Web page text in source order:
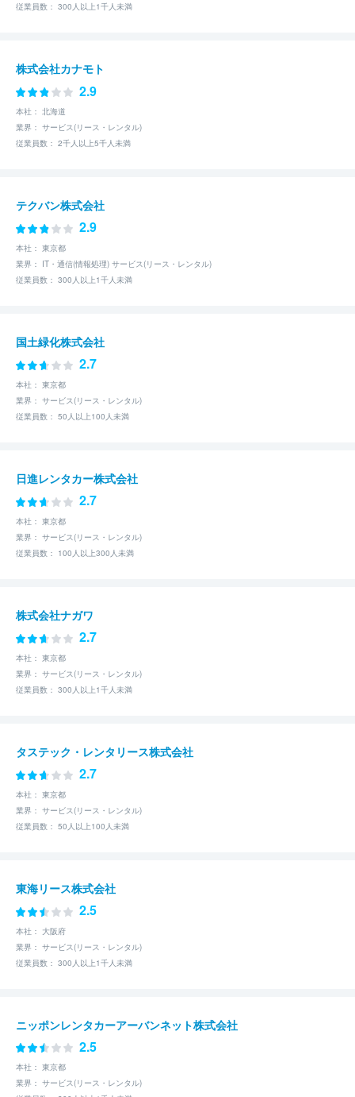
従業員数： 300人以上1千人未満
株式会社カナモト
2.9
本社： 北海道
業界： サービス(リース・レンタル)
従業員数： 2千人以上5千人未満
テクバン株式会社
2.9
本社： 東京都
業界： IT・通信(情報処理) サービス(リース・レンタル)
従業員数： 300人以上1千人未満
国土緑化株式会社
2.7
本社： 東京都
業界： サービス(リース・レンタル)
従業員数： 50人以上100人未満
日進レンタカー株式会社
2.7
本社： 東京都
業界： サービス(リース・レンタル)
従業員数： 100人以上300人未満
株式会社ナガワ
2.7
本社： 東京都
業界： サービス(リース・レンタル)
従業員数： 300人以上1千人未満
タステック・レンタリース株式会社
2.7
本社： 東京都
業界： サービス(リース・レンタル)
従業員数： 50人以上100人未満
東海リース株式会社
2.5
本社： 大阪府
業界： サービス(リース・レンタル)
従業員数： 300人以上1千人未満
ニッポンレンタカーアーバンネット株式会社
2.5
本社： 東京都
業界： サービス(リース・レンタル)